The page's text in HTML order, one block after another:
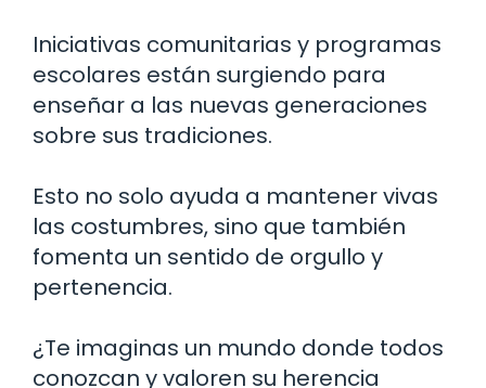
Iniciativas comunitarias y programas
escolares están surgiendo para
enseñar a las nuevas generaciones
sobre sus tradiciones.
Esto no solo ayuda a mantener vivas
las costumbres, sino que también
fomenta un sentido de orgullo y
pertenencia.
¿Te imaginas un mundo donde todos
conozcan y valoren su herencia